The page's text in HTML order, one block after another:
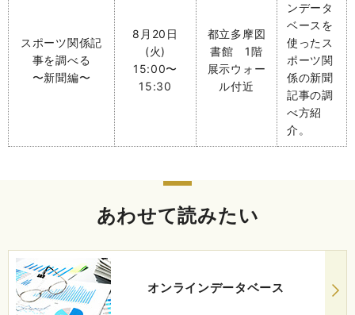
スポーツ関係記
事を調べる
〜新聞編〜
8月20日
(火)
15:00〜
15:30
都立多摩図
書館 1階
展示ウォー
ル付近
ンデータ
ベースを
使った ス
ポーツ関
係の新聞
記事の調
べ方紹
介。
あわせて読みたい
オンラインデータベース